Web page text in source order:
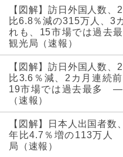
【図解】訪日外国人数、
比6.8％減の315万人、3
れも、15市場では過
観光局（速報）
【図解】訪日外国人数、
比3.6％減、2カ月連続
19市場では過去最多 ―
（速報）
【図解】日本人出国者数
年比4.7％増の113万人
局（速報）